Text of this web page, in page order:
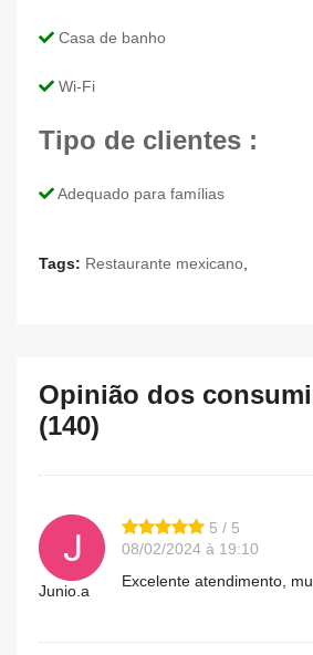
Casa de banho
Wi-Fi
Tipo de clientes :
Adequado para famílias
Tags: Restaurante mexicano
Opinião dos
(140)
Junio.a
5 / 5
08/02/2024 à 19:10
Excelente atendimento,